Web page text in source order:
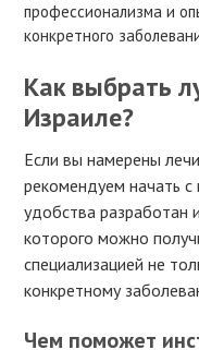
профессионализма и
конкретного
Как выбрать
Израиле?
Если вы намерены
рекомендуем начать с
удобства разработан
которого можно
специализацией не
конкретному
Чем поможет